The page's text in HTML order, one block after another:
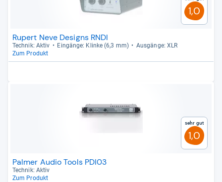
1,0
Rupert Neve Designs RNDI
Tech­nik: Aktiv Ein­gänge: Klinke (6,3 mm)
Aus­gänge: XLR
Zum Produkt
Sehr gut
1,0
Palmer Audio Tools PDI03
Tech­nik: Aktiv
Zum Produkt